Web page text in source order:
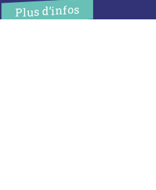
Plus d’infos